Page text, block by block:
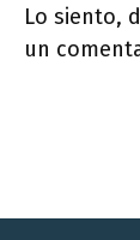
Lo siento,
un